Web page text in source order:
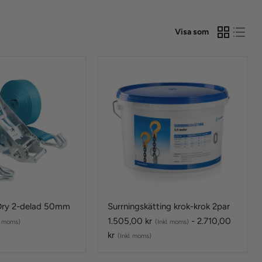
Visa som
2-delad 50mm
moms)
krok
2par
Surrningskätting krok-krok 2par
1.505,00 kr (Inkl. moms) -2.710,00
kr (Inkl. moms)